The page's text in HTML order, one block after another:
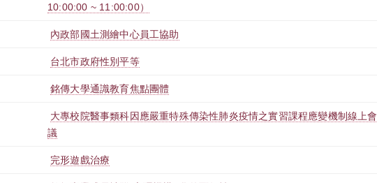
10:00:00 ~ 11:00:00）
內政部國土測繪中心員工協助
台北市政府性別平等
銘傳大學通識教育焦點團體
大專校院醫事類科因應嚴重特殊傳染性肺炎疫情之實習課程應變機制線上會
議
完形遊戲治療